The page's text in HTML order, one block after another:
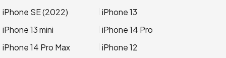
iPhone SE (2022)
iPhone 13
iPhone 13 mini
iPhone 14 Pro
iPhone 14 Pro Max
iPhone 12